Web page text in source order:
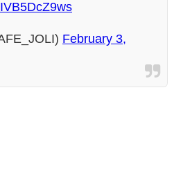
February 3,